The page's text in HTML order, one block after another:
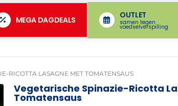
MEGA DAGDEALS
OUTLET
samen tegen
voedselverspilling
RICOTTA LASAGNE MET TOMATENSAUS
Vegetarische Spinazie-Ricotta
Tomatensaus